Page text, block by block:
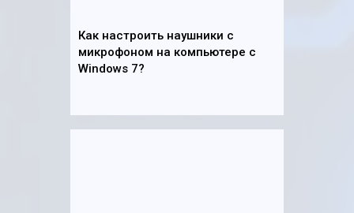
Как настроить наушники с
микрофоном на компьютере с
Windows 7?